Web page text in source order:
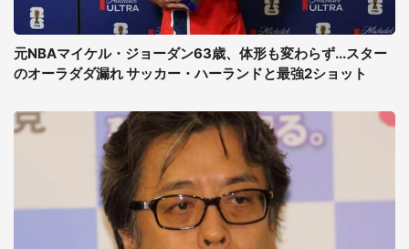
元NBAマイケル・ジョーダン63歳、体形も変わらず...スター
のオーラダダ漏れ サッカー・ハーランドと最強2ショット